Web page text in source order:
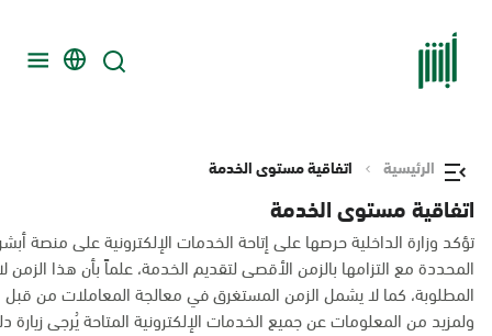
الرئيسية اتفاقية مستوى الخدمة
اتفاقية مستوى الخدمة
تؤكد وزارة الداخلية حرصها على إتاحة الخدمات الإلكترونية على منصة
المحددة مع التزامها بالزمن الأقصى لتقديم الخدمة، علماً بأن هذا
المطلوبة، كما لا يشمل الزمن المستغرق في معالجة المعاملات من
ولمزيد من المعلومات عن جميع الخدمات الإلكترونية المتاحة يُرجى زيارة